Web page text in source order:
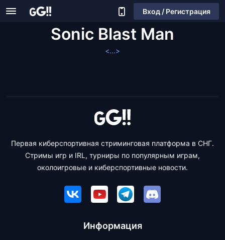
Вход / Регистрация
Sonic Blast Man
<...>
Первая киберспортивная стриминговая платформа в СНГ.
Стримы игр и IRL, турниры по популярным играм,
околоигровые и киберспортивные новости.
Информация